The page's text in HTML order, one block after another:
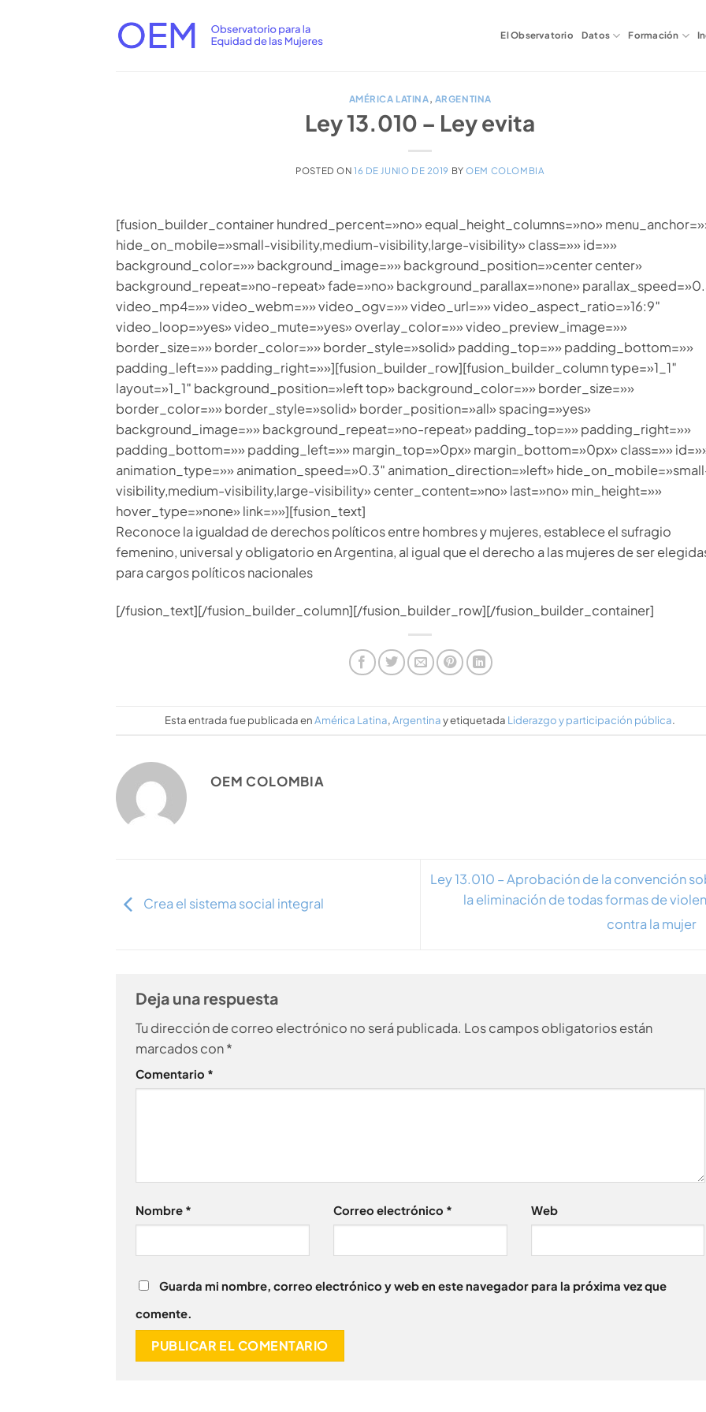
El Observatorio Datos Formación
AMÉRICA LATINA, ARGENTINA
Ley 13.010 – Ley evita
POSTED ON16 DE JUNIO DE 2019 BYOEM COLOMBIA
[fusion_builder_container hundred_percent=»no» equal_height_columns=»no»
hide_on_mobile=»small-visibility,medium-visibility,large-visibility» class=»» id=»»
background_color=»» background_image=»» background_position=»center center»
background_repeat=»no-repeat» fade=»no» background_parallax=»none»
video_mp4=»» video_webm=»» video_ogv=»» video_url=»» video_aspect_ratio=»16:9″
video_loop=»yes» video_mute=»yes» overlay_color=»» video_preview_image=»»
border_size=»» border_color=»» border_style=»solid» padding_top=»» padding_bottom=»»
padding_left=»» padding_right=»»][fusion_builder_row][fusion_builder_column type=»1_1″
layout=»1_1″ background_position=»left top» background_color=»» border_size=»»
border_color=»» border_style=»solid» border_position=»all» spacing=»yes»
background_image=»» background_repeat=»no-repeat» padding_top=»» padding_right=»»
padding_bottom=»» padding_left=»» margin_top=»0px» margin_bottom=»0px» class=»»
animation_type=»» animation_speed=»0.3″ animation_direction=»left»
visibility,medium-visibility,large-visibility» center_content=»no» last=»no» min_height=»»
hover_type=»none» link=»»][fusion_text]
Reconoce la igualdad de derechos políticos entre hombres y mujeres, establece el sufragio
femenino, universal y obligatorio en Argentina, al igual que el derecho a las mujeres de ser
para cargos políticos nacionales
[/fusion_text][/fusion_builder_column][/fusion_builder_row][/fusion_builder_container]
Esta entrada fue publicada enAmérica Latina,Argentinay etiquetada Liderazgo y participación pública.
OEM COLOMBIA
Crea el sistema social integral
Ley 13.010 – Aprobación de la convención
la eliminación de todas formas de
contra la mujer
Deja una respuesta
Tu dirección de correo electrónico no será publicada. Los campos obligatorios están
marcados con*
Comentario *
Nombre * Correo electrónico * Web
Guarda mi nombre, correo electrónico y web en este navegador para la próxima vez que
comente.